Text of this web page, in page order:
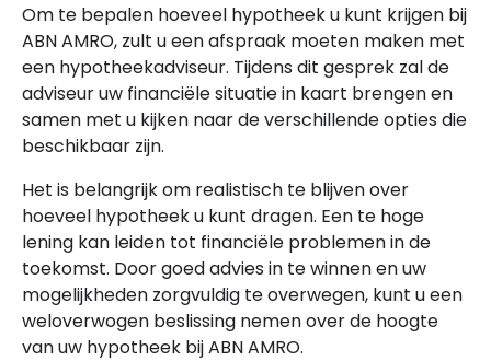
Om te bepalen hoeveel hypotheek u kunt krijgen bij
ABN AMRO, zult u een afspraak moeten maken met
een hypotheekadviseur. Tijdens dit gesprek zal de
adviseur uw financiële situatie in kaart brengen en
samen met u kijken naar de verschillende opties die
beschikbaar zijn.
Het is belangrijk om realistisch te blijven over
hoeveel hypotheek u kunt dragen. Een te hoge
lening kan leiden tot financiële problemen in de
toekomst. Door goed advies in te winnen en uw
mogelijkheden zorgvuldig te overwegen, kunt u een
weloverwogen beslissing nemen over de hoogte
van uw hypotheek bij ABN AMRO.